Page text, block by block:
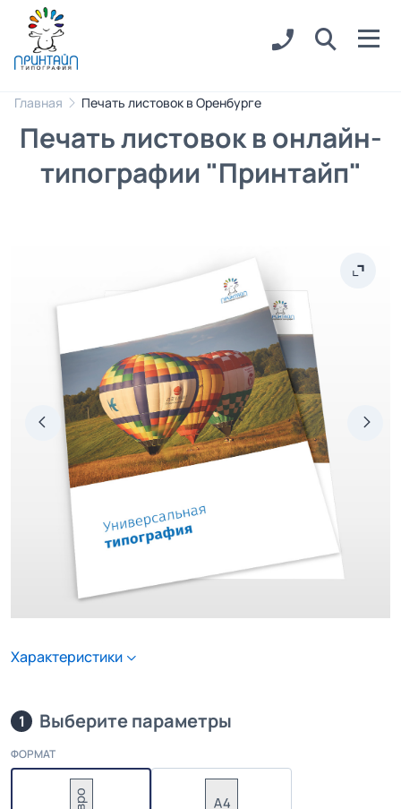
Главная Печать листовок в Оренбурге
Печать листовок в онлайн-
типографии "Принтайп"
Характеристики
1 Выберите параметры
ФОРМАТ